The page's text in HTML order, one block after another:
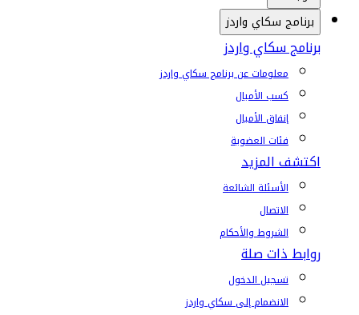
برنامج سكاي واردز
برنامج سكاي واردز
معلومات عن برنامج سكاي واردز
كسب الأميال
إنفاق الأميال
فئات العضوية
اكتشف المزيد
الأسئلة الشائعة
الاتصال
الشروط والأحكام
روابط ذات صلة
تسجيل الدخول
الانضمام إلى سكاي واردز